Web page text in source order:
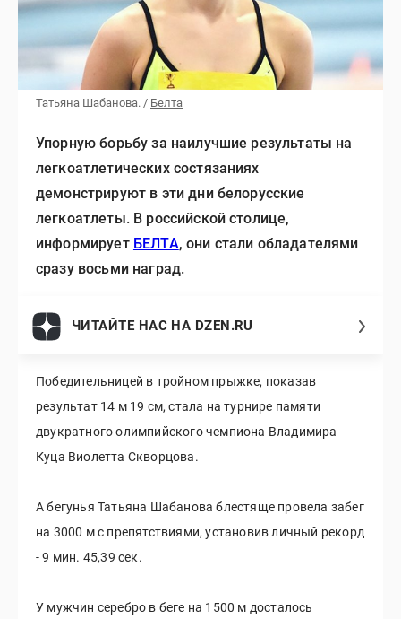
Татьяна Шабанова. / Белта
Упорную борьбу за наилучшие результаты на
легкоатлетических состязаниях
демонстрируют в эти дни белорусские
легкоатлеты. В российской столице,
информирует БЕЛТА, они стали обладателями
сразу восьми наград.
ЧИТАЙТЕ НАС НА DZEN.RU
Победительницей в тройном прыжке, показав
результат 14 м 19 см, стала на турнире памяти
двукратного олимпийского чемпиона Владимира
Куца Виолетта Скворцова.
А бегунья Татьяна Шабанова блестяще провела забег
на 3000 м с препятствиями, установив личный рекорд
- 9 мин. 45,39 сек.
У мужчин серебро в беге на 1500 м досталось